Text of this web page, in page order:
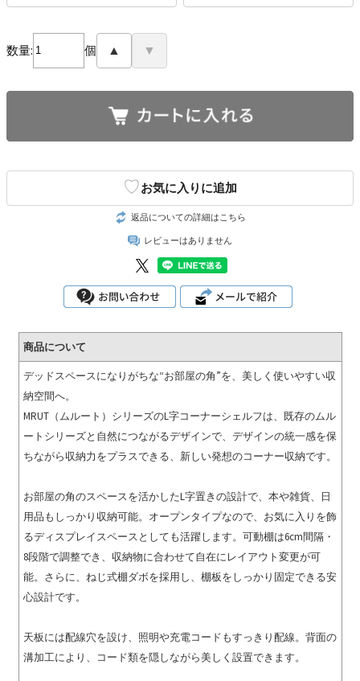
数量: 個 ▲ ▼
♡お気に入りに追加
返品についての詳細はこちら
レビューはありません
商品について
デッドスペースになりがちな“お部屋の角”を、美しく使いやすい収
納空間へ。
MRUT（ムルート）シリーズのL字コーナーシェルフは、既存のムル
ートシリーズと自然につながるデザインで、デザインの統一感を保
ちながら収納力をプラスできる、新しい発想のコーナー収納です。
お部屋の角のスペースを活かしたL字置きの設計で、本や雑貨、日
用品もしっかり収納可能。オープンタイプなので、お気に入りを飾
るディスプレイスペースとしても活躍します。可動棚は6cm間隔・
8段階で調整でき、収納物に合わせて自在にレイアウト変更が可
能。さらに、ねじ式棚ダボを採用し、棚板をしっかり固定できる安
心設計です。
天板には配線穴を設け、照明や充電コードもすっきり配線。背面の
溝加工により、コード類を隠しながら美しく設置できます。